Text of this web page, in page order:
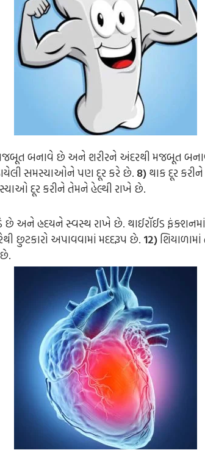
બનાવે છે અને શરીરને અંદરથી મજબૂત
સમસ્યાઓને પણ દૂર કરે છે. 8)થાક દૂર
દૂર કરીને તેમને હેલ્થી રાખે છે.
છે અને હ્રદયને સ્વસ્થ રાખે છે. થાઈરૉઈડ
છુટકારો અપાવવામાં મદદરૂપ છે. 12)